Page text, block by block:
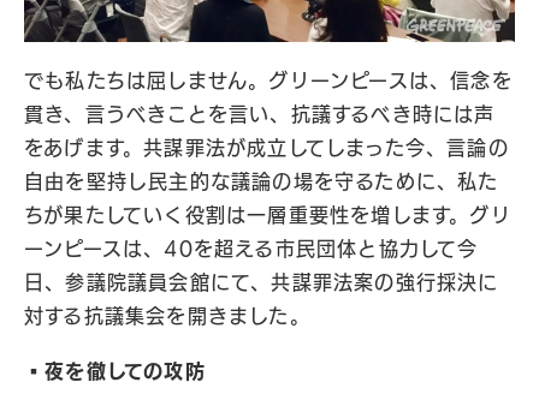
でも私たちは屈しません。グリーンピースは、信念を
貫き、言うべきことを言い、抗議するべき時には声
をあげます。共謀罪法が成立してしまった今、言論の
自由を堅持し民主的な議論の場を守るために、私た
ちが果たしていく役割は一層重要性を増します。グリ
ーンピースは、40を超える市民団体と協力して今
日、参議院議員会館にて、共謀罪法案の強行採決に
対する抗議集会を開きました。
▪️夜を徹しての攻防